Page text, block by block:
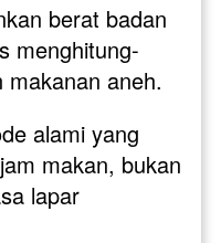
berat badan
menghitung-
aneh.
alami yang
makan, bukan
lapar